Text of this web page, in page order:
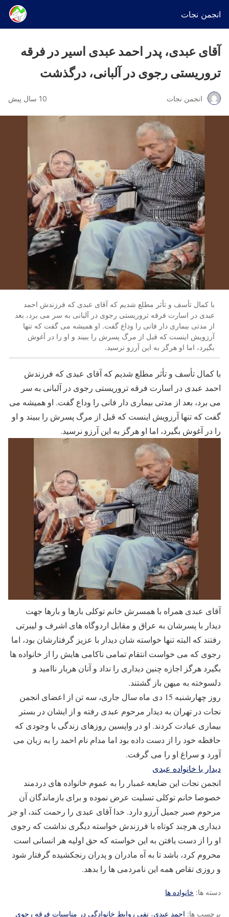
انجمن نجات
آقای عبدی، پدر احمد عبدی اسیر در فرقه
تروریستی رجوی در آلبانی، درگذشت
انجمن نجات 10 سال پیش
با کمال تأسف و تأثر مطلع شدیم که آقای عبدی که فرزندش احمد
عبدی در اسارت فرقه تروریستی رجوی در آلبانی به سر می برد، بعد
از مدتی بیماری دار فانی را وداع گفت. او همیشه می گفت که تنها
آرزویش اینست که قبل از مرگ پسرش را ببیند و او را در آغوش
بگیرد، اما او هرگز به این آرزو نرسید.
با کمال تأسف و تأثر مطلع شدیم که آقای عبدی که فرزندش
احمد عبدی در اسارت فرقه تروریستی رجوی در آلبانی به سر
می برد، بعد از مدتی بیماری دار فانی را وداع گفت. او همیشه می
گفت که تنها آرزویش اینست که قبل از مرگ پسرش را ببیند و او
را در آغوش بگیرد، اما او هرگز به این آرزو نرسید.
آقای عبدی همراه با همسرش خانم توکلی بارها و بارها جهت
دیدار با پسرشان به عراق و مقابل اردوگاه های اشرف و لیبرتی
رفتند که البته تنها خواسته شان دیدار با عزیز گرفتارشان بود، اما
رجوی که می خواست انتقام تمامی ناکامی هایش را از خانواده ها
بگیرد هرگز اجازه چنین دیداری را نداد و آنان هربار ناامید و
دلسوخته به میهن باز گشتند.
روز چهارشنبه 15 دی ماه سال جاری، سه تن از اعضای انجمن
نجات در تهران به دیدار مرحوم عبدی رفته و از ایشان در بستر
بیماری عیادت کردند. او در واپسین روزهای زندگی با وجودی که
حافظه خود را از دست داده بود اما مدام نام احمد را به زبان می
آورد و سراغ او را می گرفت.
دیدار با خانواده عبدی
انجمن نجات این ضایعه غمبار را به عموم خانواده های دردمند
خصوصا خانم توکلی تسلیت عرض نموده و برای بازماندگان آن
مرحوم صبر جمیل آرزو دارد. خدا آقای عبدی را رحمت کند، او جز
دیداری هرچند کوتاه با فرزندش خواسته دیگری نداشت که رجوی
او را از دست یافتن به این خواسته که حق اولیه هر انسانی است
محروم کرد، باشد تا به آه مادران و پدران رنجکشیده گرفتار شود
و روزی تقاص همه این نامردمی ها را بدهد.
دسته ها: خانواده ها
برچسب ها: احمد عبدی، نفی روابط خانوادگی در مناسبات فرقه رجوی